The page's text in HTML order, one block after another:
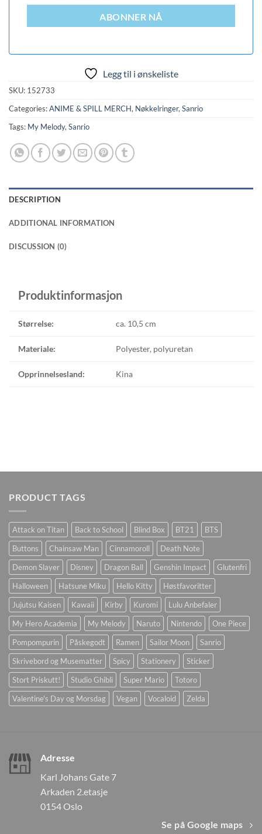
ABONNER NÅ
Legg til i ønskeliste
SKU: 152733
Categories:ANIME & SPILL MERCH, Nøkkelringer, Sanrio
Tags: My Melody, Sanrio
DESCRIPTION
ADDITIONAL INFORMATION
DISCUSSION (0)
Produktinformasjon
Størrelse: ca. 10,5 cm
Materiale: Polyester, polyuretan
Opprinnelsesland: Kina
PRODUCT TAGS
Attack on Titan Back to School Blind Box BT21
BTS
Buttons
Chainsaw Man Cinnamoroll
Death Note
Demon Slayer
Disney Dragon Ball Genshin Impact
Glutenfri
Halloween
Hatsune Miku Hello Kitty
Høstfavoritter
Jujutsu Kaisen
Kawaii Kirby Kuromi
Lulu Anbefaler
My Hero Academia
My Melody Naruto Nintendo
One Piece
Pompompurin
Påskegodt Ramen Sailor Moon
Sanrio
Skrivebord og Musematter
Spicy Stationery
Sticker
Stort Priskutt!
Studio Ghibli Super Mario
Totoro
Valentine's Day og Morsdag
Vegan Vocaloid Zelda
Adresse
Karl Johans Gate 7
Arkaden 2.etasje
0154 Oslo
Se på Google maps